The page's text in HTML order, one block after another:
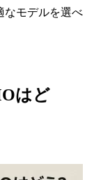
なモデルを選べ
はど